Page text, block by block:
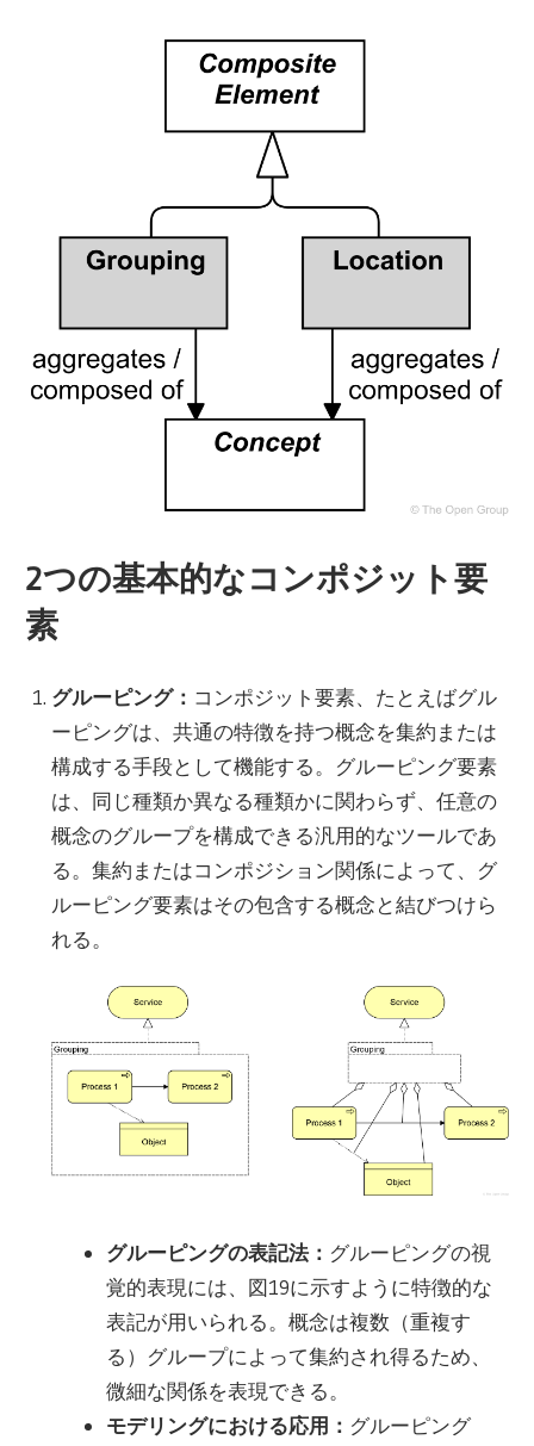
2つの基本的なコンポジット要
素
グルーピング： コンポジット要素、たとえばグル
ーピングは、共通の特徴を持つ概念を集約または
構成する手段として機能する。グルーピング要素
は、同じ種類か異なる種類かに関わらず、任意の
概念のグループを構成できる汎用的なツールであ
る。集約またはコンポジション関係によって、グ
ルーピング要素はその包含する概念と結びつけら
れる。
グルーピングの表記法： グルーピングの視
覚的表現には、図19に示すように特徴的な
表記が用いられる。概念は複数（重複す
る）グループによって集約され得るため、
微細な関係を表現できる。
モデリングにおける応用： グルーピング